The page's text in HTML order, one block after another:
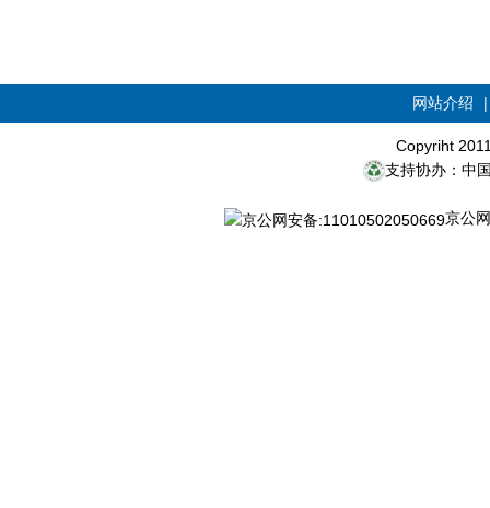
网站介绍
Copyriht
支持协办：中
京公